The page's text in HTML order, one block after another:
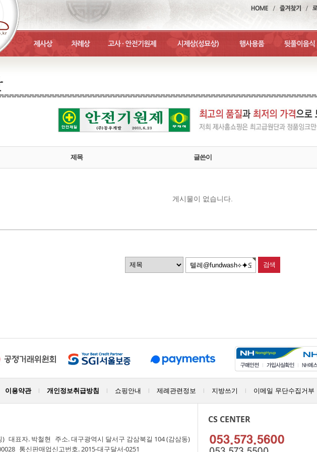
제목 글쓴이
게시물이 없습니다.
이용약관 | 개인정보취급방침 | 쇼핑안내 | 제례관련정보 | 지방쓰기 | 이메일 무단수집거부
) 대표자. 박철현 주소.대구광역시 달서구 감삼북길 104 (감삼동)
통신판매업신고번호.2015-대구달서-0251
CS CENTER